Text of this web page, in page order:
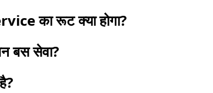
का रूट क्या होगा?
बस सेवा?